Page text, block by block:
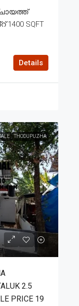
SQFT
Details
THODUPUZHA
2.5
PRICE 19